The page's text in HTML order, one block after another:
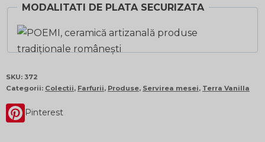
MODALITATI DE PLATA SECURIZATA
SKU: 372
Categorii: Colectii, Farfurii, Produse, Servirea mesei, Terra Vanilla
Pinterest